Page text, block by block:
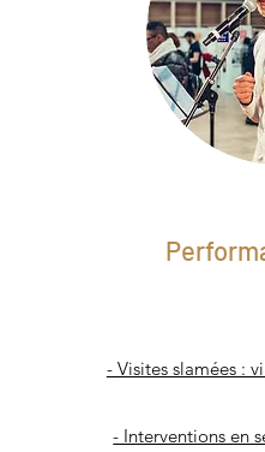
- Visites slamées :
- Interventions en